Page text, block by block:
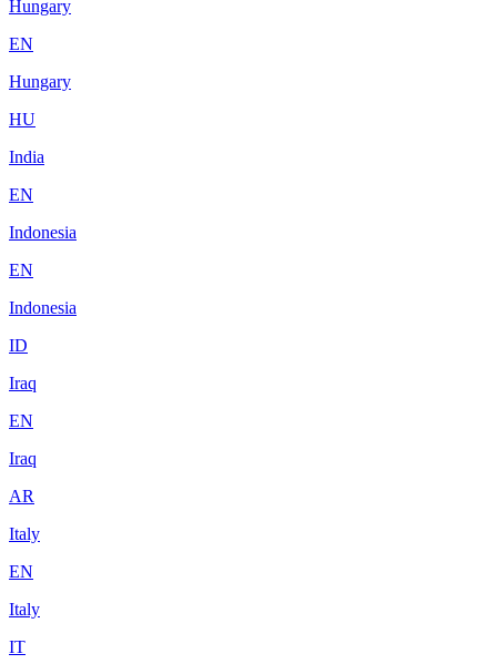
Hungary
EN
Hungary
HU
India
EN
Indonesia
EN
Indonesia
ID
Iraq
EN
Iraq
AR
Italy
EN
Italy
IT